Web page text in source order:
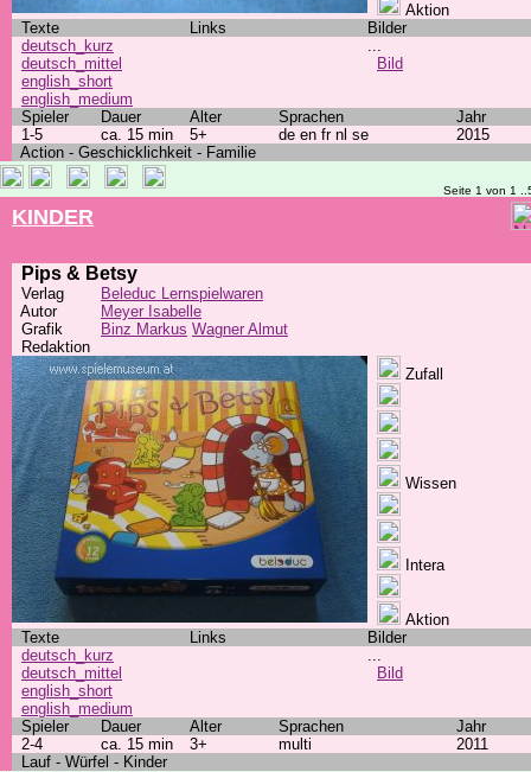
Aktion
Texte
Links
Bilder
deutsch_kurz
deutsch_mittel
english_short
english_medium
...
Bild
Spieler Dauer Alter Sprachen
Jahr
1-5
ca. 15 min 5+ de en fr nl se
2015
Action - Geschicklichkeit - Familie
Seite 1 von 1
KINDER
Pips & Betsy
Verlag
Beleduc Lernspielwaren
Autor
Meyer Isabelle
Grafik
Binz Markus Wagner Almut
Redaktion
Zufall
Wissen
Intera
Aktion
Texte
Links
Bilder
deutsch_kurz
deutsch_mittel
english_short
english_medium
...
Bild
Spieler Dauer Alter Sprachen
Jahr
2-4
ca. 15 min 3+ multi
2011
Lauf - Würfel - Kinder